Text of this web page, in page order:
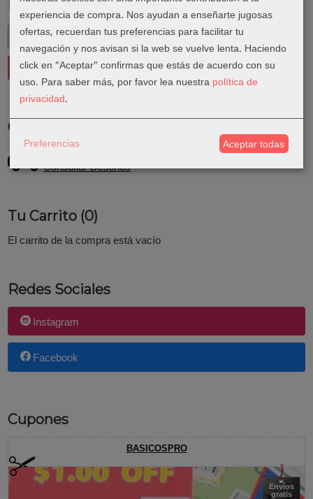
Marcas
Costes de Envío
GRATIS *
Consultar Destinos
Tu Carrito (0)
El carrito de la compra está vacío
Redes Sociales
Instagram
Facebook
Cupones
BASICOSPRO
Envíos
gratis
experiencia de compra. Nos ayudan a enseñarte jugosas
ofertas, recuerdan tus preferencias para facilitar tu
navegación y nos avisan si la web se vuelve lenta. Haciendo
click en "Aceptar" confirmas que estás de acuerdo con su
uso. Para saber más, por favor lea nuestra política de
privacidad.
Preferencias Aceptar todas